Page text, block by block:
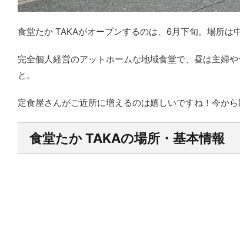
食堂たか TAKAがオープンするのは、6月下旬。場所は
完全個人経営のアットホームな地域食堂で、昼は主婦
と。
定食屋さんがご近所に増えるのは嬉しいですね！今から
食堂たか TAKAの場所・基本情報